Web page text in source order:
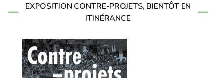
EXPOSITION CONTRE-PROJETS, BIENTÔT EN
ITINÉRANCE